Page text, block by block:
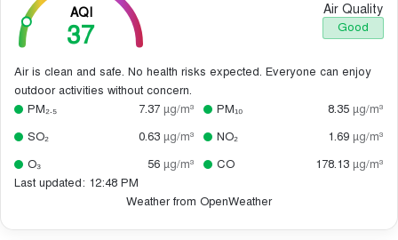
AQI
37
Air Quality
Good
Air is clean and safe. No health risks expected. Everyone can enjoy
outdoor activities without concern.
PM₂.₅
7.37 µg/m³ PM₁₀ 8.35 µg/m³
SO₂
0.63 µg/m³ NO₂ 1.69 µg/m³
O₃
56 µg/m³ CO 178.13 µg/m³
Last updated: 12:48 PM
Weather from OpenWeather